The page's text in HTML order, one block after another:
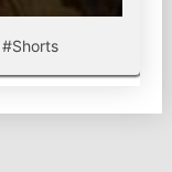
#Shorts